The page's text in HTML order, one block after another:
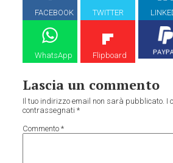
FACEBOOK TWITTER
WhatsApp Flipboard
Lascia un commento
Il tuo indirizzo email non sarà pubblicato. I
contrassegnati*
Commento*